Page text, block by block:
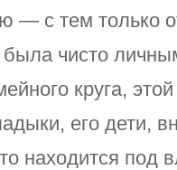
— с тем только
была чисто
круга,
его дети,
находится под